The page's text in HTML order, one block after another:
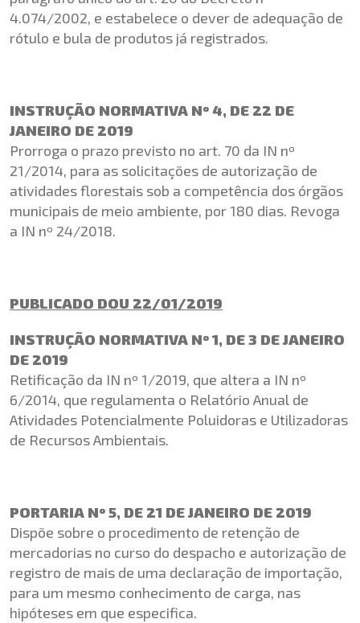
4.074/2002, e estabelece o dever de adequação de
rótulo e bula de produtos já registrados.
INSTRUÇÃO NORMATIVA Nº 4, DE 22 DE
JANEIRO DE 2019
Prorroga o prazo previsto no art. 70 da IN nº
21/2014, para as solicitações de autorização de
atividades florestais sob a competência dos órgãos
municipais de meio ambiente, por 180 dias. Revoga
a IN nº 24/2018.
PUBLICADO DOU 22/01/2019
INSTRUÇÃO NORMATIVA Nº 1, DE 3 DE JANEIRO
DE 2019
Retificação da IN nº 1/2019, que altera a IN nº
6/2014, que regulamenta o Relatório Anual de
Atividades Potencialmente Poluidoras e Utilizadoras
de Recursos Ambientais.
PORTARIA Nº 5, DE 21 DE JANEIRO DE 2019
Dispõe sobre o procedimento de retenção de
mercadorias no curso do despacho e autorização de
registro de mais de uma declaração de importação,
para um mesmo conhecimento de carga, nas
hipóteses em que especifica.